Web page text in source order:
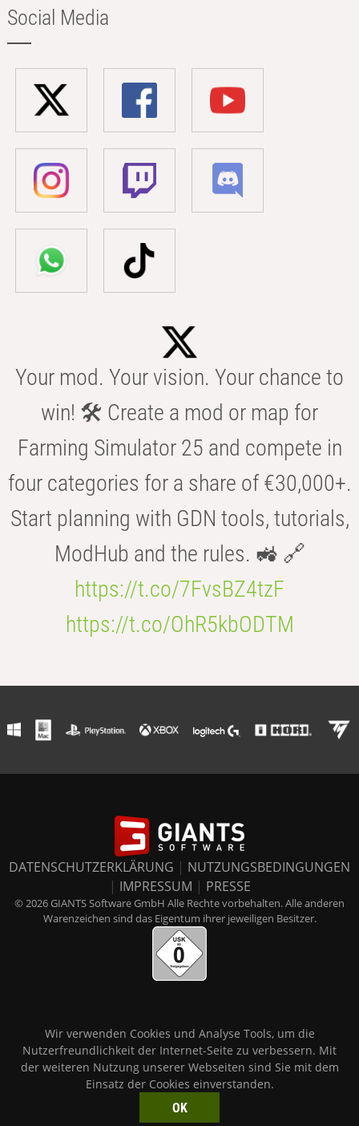
Social Media
Your mod. Your vision. Your chance to
win! 🛠️ Create a mod or map for
Farming Simulator 25 and compete in
four categories for a share of €30,000+.
Start planning with GDN tools, tutorials,
ModHub and the rules. 🚜 🔗
https://t.co/7FvsBZ4tzF
https://t.co/OhR5kbODTM
DATENSCHUTZERKLÄRUNG | NUTZUNGSBEDINGUNGEN
| IMPRESSUM | PRESSE
© 2026 GIANTS Software GmbH Alle Rechte vorbehalten. Alle anderen
Warenzeichen sind das Eigentum ihrer jeweiligen Besitzer.
Wir verwenden Cookies und Analyse Tools, um die
Nutzerfreundlichkeit der Internet-Seite zu verbessern. Mit
der weiteren Nutzung unserer Webseiten sind Sie mit dem
Einsatz der Cookies einverstanden.